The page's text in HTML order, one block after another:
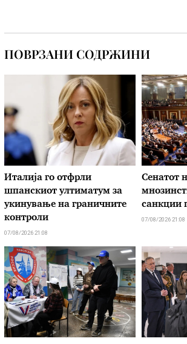
ПОВРЗАНИ СОДРЖИНИ
Италија го отфрли
шпанскиот ултиматум за
укинување на граничните
контроли
07/08/2026 21:08
Сенатот
санкции
07/08/2026 21:08